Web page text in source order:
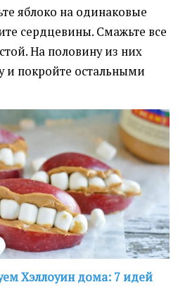
яблоко на одинаковые
сердцевины. Смажьте все
На половину из них
покройте остальными
Хэллоуин дома: 7 идей